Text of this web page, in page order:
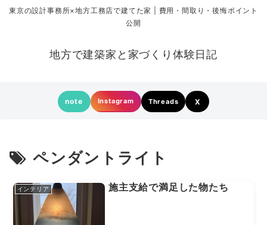
東京の設計事務所×地方工務店で建てた家 | 費用・間取り・後悔ポイント
公開
地方で建築家と家づくり体験日記
note Instagram Threads X
ペンダントライト
インテリア 施主支給で満足した物たち